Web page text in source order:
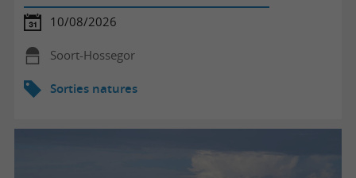
10/08/2026
Soort-Hossegor
Sorties natures